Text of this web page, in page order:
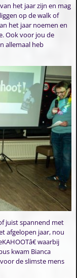
het jaar zijn en mag
op de walk of
het jaar noemen en
Ook voor jou de
allemaal heb
juist spannend met
afgelopen jaar, nou
waarbij
kwam Bianca
de slimste mens